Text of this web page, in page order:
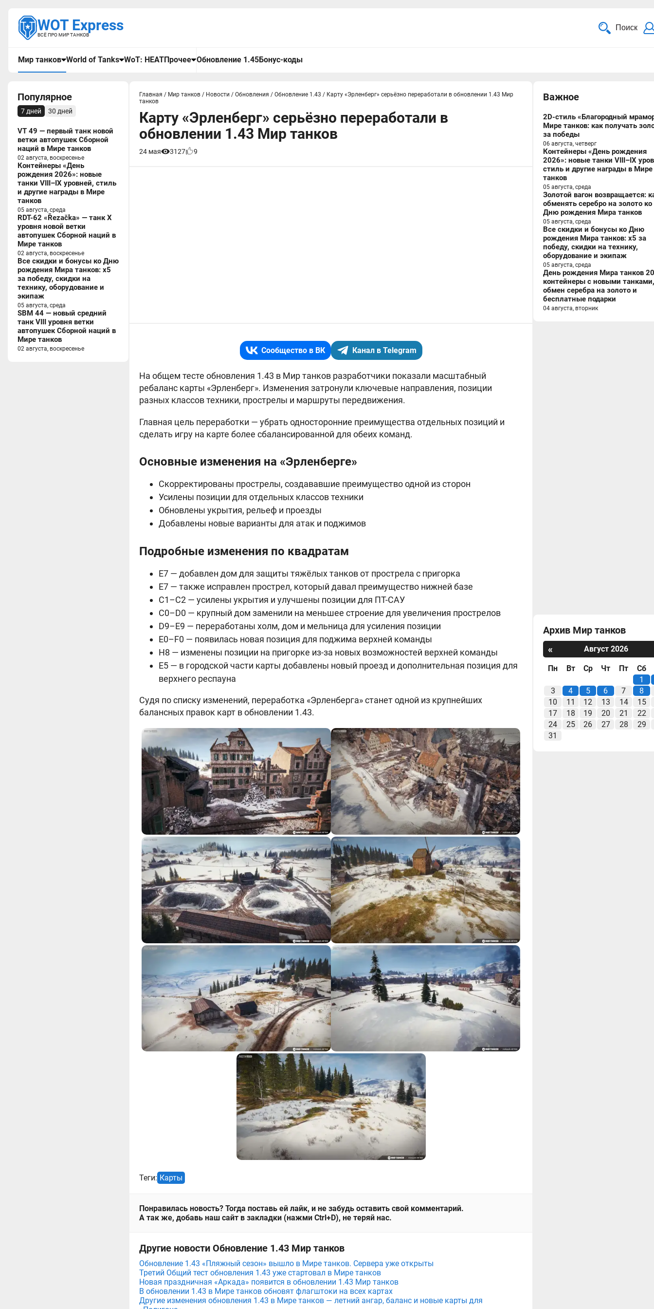
WOT Express
ВСЁ ПРО МИР ТАНКОВ
Поиск
Мир танков World of Tanks WoT: HEATПрочее Обновление 1.45Бонус-коды
Популярное
7 дней 30 дней
VT 49 — первый танк новой
ветки автопушек Сборной
наций в Мире танков
02 августа, воскресенье
Контейнеры «День
рождения 2026»: новые
танки VIII–IX уровней, стиль
и другие награды в Мире
танков
05 августа, среда
RDT-62 «Řezačka» — танк X
уровня новой ветки
автопушек Сборной наций в
Мире танков
02 августа, воскресенье
Все скидки и бонусы ко Дню
рождения Мира танков: x5
за победу, скидки на
технику, оборудование и
экипаж
05 августа, среда
SBM 44 — новый средний
танк VIII уровня ветки
автопушек Сборной наций в
Мире танков
02 августа, воскресенье
Главная / Мир танков / Новости / Обновления / Обновление 1.43 / Карту «Эрленберг» серьёзно переработали в обновлении 1.43 Мир
танков
Карту «Эрленберг» серьёзно переработали в
обновлении 1.43 Мир танков
24 мая 3127 9
Сообщество в ВК Канал в Telegram
На общем тесте обновления 1.43 в Мир танков разработчики показали масштабный
ребаланс карты «Эрленберг». Изменения затронули ключевые направления, позиции
разных классов техники, прострелы и маршруты передвижения.
Главная цель переработки — убрать односторонние преимущества отдельных позиций и
сделать игру на карте более сбалансированной для обеих команд.
Основные изменения на «Эрленберге»
Скорректированы прострелы, создававшие преимущество одной из сторон
Усилены позиции для отдельных классов техники
Обновлены укрытия, рельеф и проезды
Добавлены новые варианты для атак и поджимов
Подробные изменения по квадратам
E7 — добавлен дом для защиты тяжёлых танков от прострела с пригорка
E7 — также исправлен прострел, который давал преимущество нижней базе
C1–C2 — усилены укрытия и улучшены позиции для ПТ-САУ
C0–D0 — крупный дом заменили на меньшее строение для увеличения прострелов
D9–E9 — переработаны холм, дом и мельница для усиления позиции
E0–F0 — появилась новая позиция для поджима верхней команды
H8 — изменены позиции на пригорке из-за новых возможностей верхней команды
E5 — в городской части карты добавлены новый проезд и дополнительная позиция для
верхнего респауна
Судя по списку изменений, переработка «Эрленберга» станет одной из крупнейших
балансных правок карт в обновлении 1.43.
Теги: Карты
Понравилась новость? Тогда поставь ей лайк, и не забудь оставить свой комментарий.
А так же, добавь наш сайт в закладки (нажми Ctrl+D), не теряй нас.
Другие новости Обновление 1.43 Мир танков
Обновление 1.43 «Пляжный сезон» вышло в Мире танков. Сервера уже открыты
Третий Общий тест обновления 1.43 уже стартовал в Мире танков
Новая праздничная «Аркада» появится в обновлении 1.43 Мир танков
В обновлении 1.43 в Мире танков обновят флагштоки на всех картах
Другие изменения обновления 1.43 в Мире танков — летний ангар, баланс и новые карты для
Важное
2D-стиль «Благородный
Мире танков: как получать
за победы
06 августа, четверг
Контейнеры «День рождения
2026»: новые танки VIII–IX
стиль и другие награды в Мире
танков
05 августа, среда
Золотой вагон возвращается:
обменять серебро на золото ко
Дню рождения Мира танков
05 августа, среда
Все скидки и бонусы ко Дню
рождения Мира танков: x5 за
победу, скидки на технику,
оборудование и экипаж
05 августа, среда
День рождения Мира танков
контейнеры с новыми танками,
обмен серебра на золото и
бесплатные подарки
04 августа, вторник
Архив Мир танков
«
Август 2026
Пн Вт Ср Чт Пт
Сб
1
3
4 5 6 7
8
10
11 12 13 14
15
17
18 19 20 21
22
24
25 26 27 28
29
31